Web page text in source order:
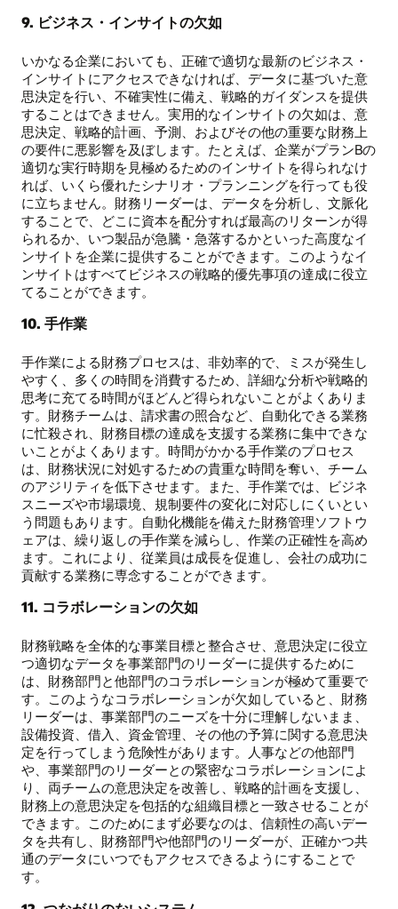
9. ビジネス・インサイトの欠如
いかなる企業においても、正確で適切な最新のビジネス・
インサイトにアクセスできなければ、データに基づいた意
思決定を行い、不確実性に備え、戦略的ガイダンスを提供
することはできません。実用的なインサイトの欠如は、意
思決定、戦略的計画、予測、およびその他の重要な財務上
の要件に悪影響を及ぼします。たとえば、企業がプランBの
適切な実行時期を見極めるためのインサイトを得られなけ
れば、いくら優れたシナリオ・プランニングを行っても役
に立ちません。財務リーダーは、データを分析し、文脈化
することで、どこに資本を配分すれば最高のリターンが得
られるか、いつ製品が急騰・急落するかといった高度なイ
ンサイトを企業に提供することができます。このようなイ
ンサイトはすべてビジネスの戦略的優先事項の達成に役立
てることができます。
10. 手作業
手作業による財務プロセスは、非効率的で、ミスが発生し
やすく、多くの時間を消費するため、詳細な分析や戦略的
思考に充てる時間がほどんど得られないことがよくありま
す。財務チームは、請求書の照合など、自動化できる業務
に忙殺され、財務目標の達成を支援する業務に集中できな
いことがよくあります。時間がかかる手作業のプロセス
は、財務状況に対処するための貴重な時間を奪い、チーム
のアジリティを低下させます。また、手作業では、ビジネ
スニーズや市場環境、規制要件の変化に対応しにくいとい
う問題もあります。自動化機能を備えた財務管理ソフトウ
ェアは、繰り返しの手作業を減らし、作業の正確性を高め
ます。これにより、従業員は成長を促進し、会社の成功に
貢献する業務に専念することができます。
11. コラボレーションの欠如
財務戦略を全体的な事業目標と整合させ、意思決定に役立
つ適切なデータを事業部門のリーダーに提供するために
は、財務部門と他部門のコラボレーションが極めて重要で
す。このようなコラボレーションが欠如していると、財務
リーダーは、事業部門のニーズを十分に理解しないまま、
設備投資、借入、資金管理、その他の予算に関する意思決
定を行ってしまう危険性があります。人事などの他部門
や、事業部門のリーダーとの緊密なコラボレーションによ
り、両チームの意思決定を改善し、戦略的計画を支援し、
財務上の意思決定を包括的な組織目標と一致させることが
できます。このためにまず必要なのは、信頼性の高いデー
タを共有し、財務部門や他部門のリーダーが、正確かつ共
通のデータにいつでもアクセスできるようにすることで
す。